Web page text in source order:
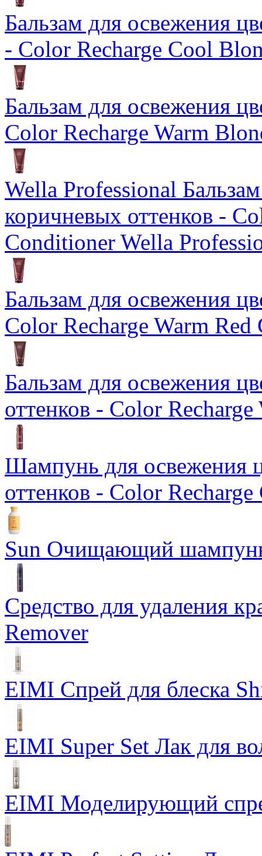
Бальзам для освежения
- Color Recharge Cool
Бальзам для освежения
Color Recharge Warm
Wella Professional
коричневых оттенков -
Conditioner Wella
Бальзам для освежения
Color Recharge Warm
Бальзам для освежения
оттенков - Color
Шампунь для освежения
оттенков - Color
Sun Очищающий
Средство для удаления
Remover
EIMI Спрей для блеска
EIMI Super Set Лак для
EIMI Моделирующий